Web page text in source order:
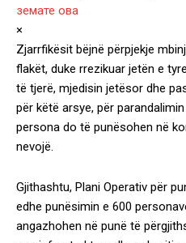
земате ова
×
Zjarrfikësit bëjnë përpjekje
flakët, duke rrezikuar jetën e
të tjerë, mjedisin jetësor dhe
për këtë arsye, për
persona do të punësohen në
nevojë.
Gjithashtu, Plani Operativ për
edhe punësimin e 600
angazhohen në punë të